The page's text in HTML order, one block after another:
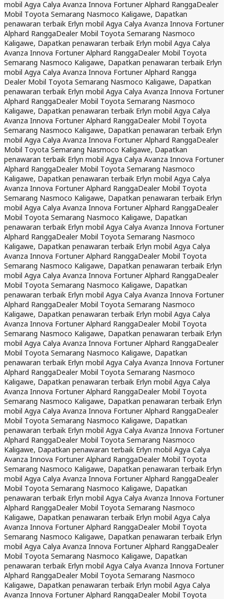
mobil Agya Calya Avanza Innova Fortuner Alphard RanggaDealer
Mobil Toyota Semarang Nasmoco Kaligawe, Dapatkan
penawaran terbaik Erlyn mobil Agya Calya Avanza Innova Fortuner
Alphard RanggaDealer Mobil Toyota Semarang Nasmoco
Kaligawe, Dapatkan penawaran terbaik Erlyn mobil Agya Calya
Avanza Innova Fortuner Alphard RanggaDealer Mobil Toyota
Semarang Nasmoco Kaligawe, Dapatkan penawaran terbaik Erlyn
mobil Agya Calya Avanza Innova Fortuner Alphard Rangga
Dealer Mobil Toyota Semarang Nasmoco Kaligawe, Dapatkan
penawaran terbaik Erlyn mobil Agya Calya Avanza Innova Fortuner
Alphard RanggaDealer Mobil Toyota Semarang Nasmoco
Kaligawe, Dapatkan penawaran terbaik Erlyn mobil Agya Calya
Avanza Innova Fortuner Alphard RanggaDealer Mobil Toyota
Semarang Nasmoco Kaligawe, Dapatkan penawaran terbaik Erlyn
mobil Agya Calya Avanza Innova Fortuner Alphard RanggaDealer
Mobil Toyota Semarang Nasmoco Kaligawe, Dapatkan
penawaran terbaik Erlyn mobil Agya Calya Avanza Innova Fortuner
Alphard RanggaDealer Mobil Toyota Semarang Nasmoco
Kaligawe, Dapatkan penawaran terbaik Erlyn mobil Agya Calya
Avanza Innova Fortuner Alphard RanggaDealer Mobil Toyota
Semarang Nasmoco Kaligawe, Dapatkan penawaran terbaik Erlyn
mobil Agya Calya Avanza Innova Fortuner Alphard RanggaDealer
Mobil Toyota Semarang Nasmoco Kaligawe, Dapatkan
penawaran terbaik Erlyn mobil Agya Calya Avanza Innova Fortuner
Alphard RanggaDealer Mobil Toyota Semarang Nasmoco
Kaligawe, Dapatkan penawaran terbaik Erlyn mobil Agya Calya
Avanza Innova Fortuner Alphard RanggaDealer Mobil Toyota
Semarang Nasmoco Kaligawe, Dapatkan penawaran terbaik Erlyn
mobil Agya Calya Avanza Innova Fortuner Alphard RanggaDealer
Mobil Toyota Semarang Nasmoco Kaligawe, Dapatkan
penawaran terbaik Erlyn mobil Agya Calya Avanza Innova Fortuner
Alphard RanggaDealer Mobil Toyota Semarang Nasmoco
Kaligawe, Dapatkan penawaran terbaik Erlyn mobil Agya Calya
Avanza Innova Fortuner Alphard RanggaDealer Mobil Toyota
Semarang Nasmoco Kaligawe, Dapatkan penawaran terbaik Erlyn
mobil Agya Calya Avanza Innova Fortuner Alphard RanggaDealer
Mobil Toyota Semarang Nasmoco Kaligawe, Dapatkan
penawaran terbaik Erlyn mobil Agya Calya Avanza Innova Fortuner
Alphard RanggaDealer Mobil Toyota Semarang Nasmoco
Kaligawe, Dapatkan penawaran terbaik Erlyn mobil Agya Calya
Avanza Innova Fortuner Alphard RanggaDealer Mobil Toyota
Semarang Nasmoco Kaligawe, Dapatkan penawaran terbaik Erlyn
mobil Agya Calya Avanza Innova Fortuner Alphard RanggaDealer
Mobil Toyota Semarang Nasmoco Kaligawe, Dapatkan
penawaran terbaik Erlyn mobil Agya Calya Avanza Innova Fortuner
Alphard RanggaDealer Mobil Toyota Semarang Nasmoco
Kaligawe, Dapatkan penawaran terbaik Erlyn mobil Agya Calya
Avanza Innova Fortuner Alphard RanggaDealer Mobil Toyota
Semarang Nasmoco Kaligawe, Dapatkan penawaran terbaik Erlyn
mobil Agya Calya Avanza Innova Fortuner Alphard RanggaDealer
Mobil Toyota Semarang Nasmoco Kaligawe, Dapatkan
penawaran terbaik Erlyn mobil Agya Calya Avanza Innova Fortuner
Alphard RanggaDealer Mobil Toyota Semarang Nasmoco
Kaligawe, Dapatkan penawaran terbaik Erlyn mobil Agya Calya
Avanza Innova Fortuner Alphard RanggaDealer Mobil Toyota
Semarang Nasmoco Kaligawe, Dapatkan penawaran terbaik Erlyn
mobil Agya Calya Avanza Innova Fortuner Alphard RanggaDealer
Mobil Toyota Semarang Nasmoco Kaligawe, Dapatkan
penawaran terbaik Erlyn mobil Agya Calya Avanza Innova Fortuner
Alphard RanggaDealer Mobil Toyota Semarang Nasmoco
Kaligawe, Dapatkan penawaran terbaik Erlyn mobil Agya Calya
Avanza Innova Fortuner Alphard RanggaDealer Mobil Toyota